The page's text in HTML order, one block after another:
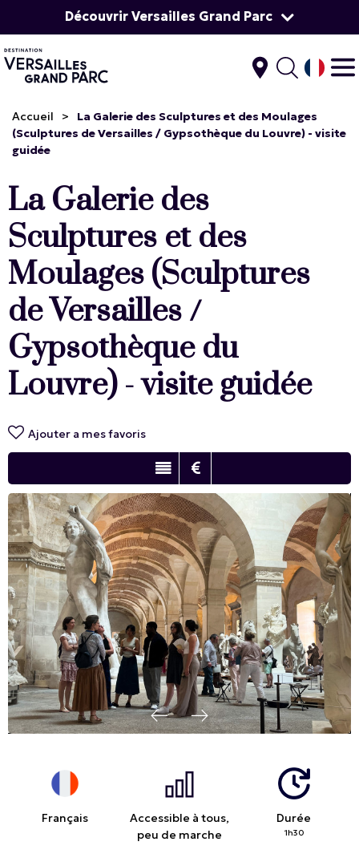
Découvrir Versailles Grand Parc
Accueil >
La Galerie des Sculptures et des Moulages
(Sculptures de Versailles / Gypsothèque du Louvre) - visite
guidée
La Galerie des
Sculptures et des
Moulages (Sculptures
de Versailles /
Gypsothèque du
Louvre) - visite guidée
Ajouter a mes favoris
Français
Accessible à tous,
peu de marche
Durée
1h30